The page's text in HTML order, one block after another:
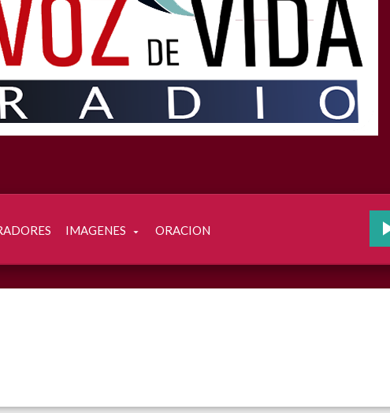
IMAGENES ORACION